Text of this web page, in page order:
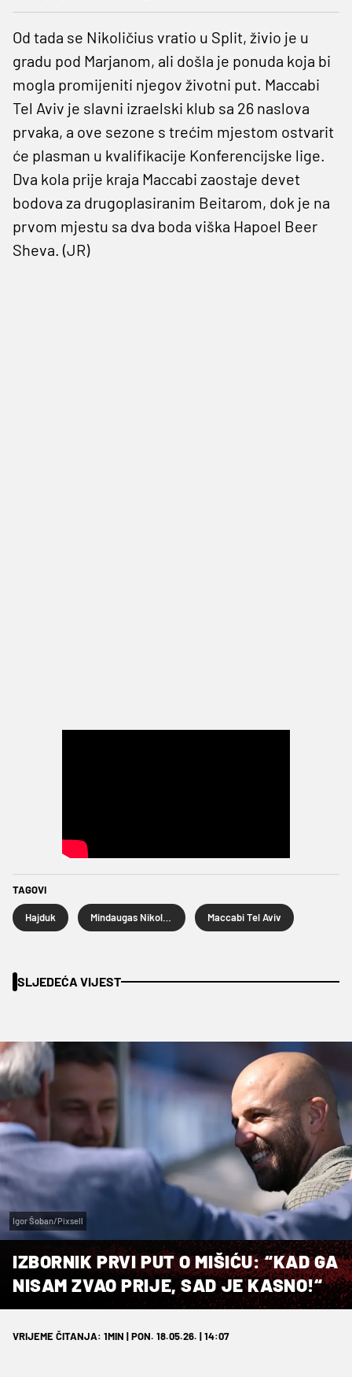
Od tada se Nikoličius vratio u Split, živio je u
gradu pod Marjanom, ali došla je ponuda koja bi
mogla promijeniti njegov životni put. Maccabi
Tel Aviv je slavni izraelski klub sa 26 naslova
prvaka, a ove sezone s trećim mjestom ostvarit
će plasman u kvalifikacije Konferencijske lige.
Dva kola prije kraja Maccabi zaostaje devet
bodova za drugoplasiranim Beitarom, dok je na
prvom mjestu sa dva boda viška Hapoel Beer
Sheva. (JR)
TAGOVI
Hajduk Maccabi Tel Aviv
SLJEDEĆA VIJEST
Igor Šoban/Pixsell
IZBORNIK PRVI PUT O MIŠIĆU: “KAD GA
NISAM ZVAO PRIJE, SAD JE KASNO!“
VRIJEME ČITANJA: 1MIN | PON. 18.05.26. | 14:07